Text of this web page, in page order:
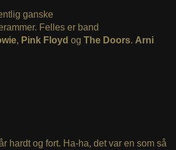
ganske
Felles er band
, Pink Floyd og The Doors. Arni
hardt og fort. Ha-ha, det var en som så